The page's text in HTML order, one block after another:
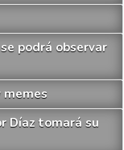
podrá observar
Díaz tomará su